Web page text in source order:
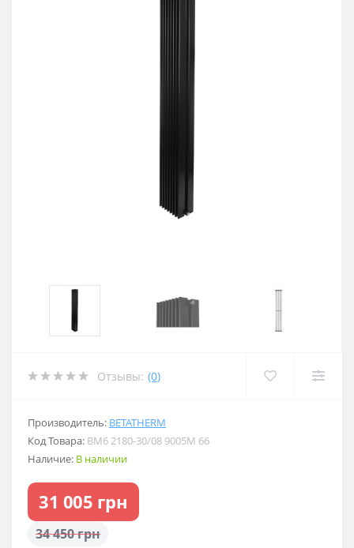
Отзывы: (0)
Производитель: BETATHERM
Код Товара: BM6 2180-30/08 9005M 66
Наличие: В наличии
31 005 грн
34 450 грн